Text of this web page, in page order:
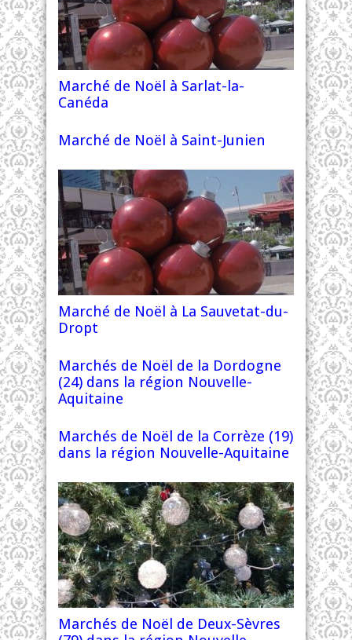
Marché de Noël à Sarlat-la-
Canéda
Marché de Noël à Saint-Junien
Marché de Noël à La Sauvetat-du-
Dropt
Marchés de Noël de la Dordogne
(24) dans la région Nouvelle-
Aquitaine
Marchés de Noël de la Corrèze (19)
dans la région Nouvelle-Aquitaine
Marchés de Noël de Deux-Sèvres